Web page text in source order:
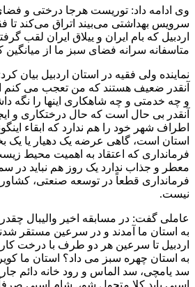
وی ادامه داد: توریست هرجا درختی و
سرویس بهداشتی می‌بیند اتراق می‌کند تا
اردبیل که بام ایران و ییلاق ایران لقب
متاسفانه سرانه فضای سبز ما از
نماینده ولی فقیه در استان اردبیل بیان
آنقدر ضعیف هستند که من تعجب می کنم
و چه خدمتی و چه شاهکاری اینها را نگه
آنقدر بی حال است که حال درختکاری و
اطراف شهر خود را هم ندارد که ابقاء
استان است، گاهی عرضه یک دهیار یا یک
فرمانداری که اعتقاد به اهمیت محیط
معطر و جذاب ندارد یک روز هم نباید در
فرمانداری قطعاً در توسعه صنعتی،
نیست.
عاملی گفت: در مسابقه اخیر والیبال
به استان ما آمدند و در سرعین مستقر
اردبیل تا سرعین هر دو طرف با درخت
به استان چهره سبز می داد؟ استان ما
سد یامچی، سد الماس و رود خانه دائم
اسبی باید کلا متحول شو،. شام اسبی